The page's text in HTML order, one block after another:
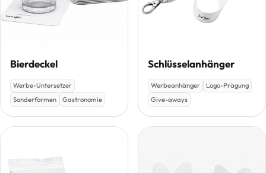
Bierdeckel
Werbe-Untersetzer
Sonderformen
Gastronomie
Schlüsselanhänger
Werbeanhänger
Logo-Prägung
Give-aways